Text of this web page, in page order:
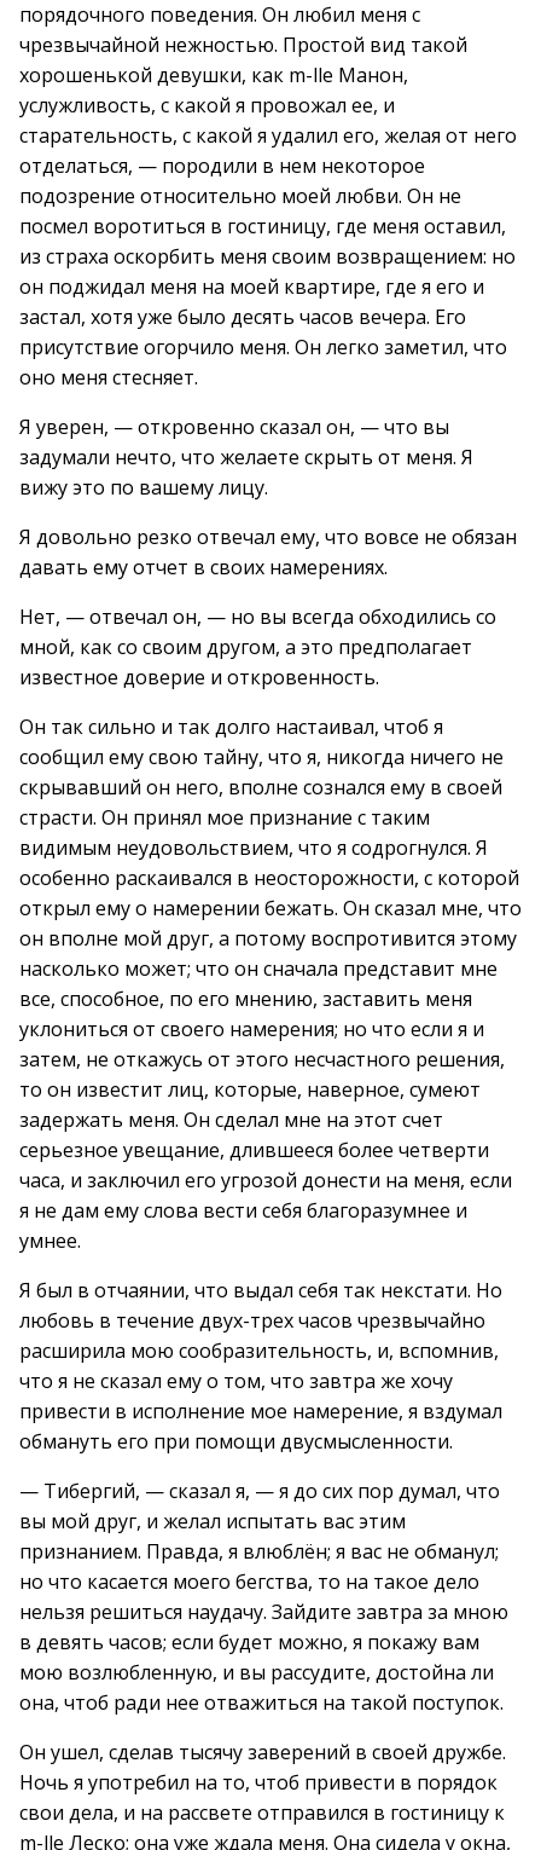
порядочного поведения. Он любил меня с
чрезвычайной нежностью. Простой вид такой
хорошенькой девушки, как m-lle Манон,
услужливость, с какой я провожал ее, и
старательность, с какой я удалил его, желая от него
отделаться, — породили в нем некоторое
подозрение относительно моей любви. Он не
посмел воротиться в гостиницу, где меня оставил,
из страха оскорбить меня своим возвращением: но
он поджидал меня на моей квартире, где я его и
застал, хотя уже было десять часов вечера. Его
присутствие огорчило меня. Он легко заметил, что
оно меня стесняет.
Я уверен, — откровенно сказал он, — что вы
задумали нечто, что желаете скрыть от меня. Я
вижу это по вашему лицу.
Я довольно резко отвечал ему, что вовсе не обязан
давать ему отчет в своих намерениях.
Нет, — отвечал он, — но вы всегда обходились со
мной, как со своим другом, а это предполагает
известное доверие и откровенность.
Он так сильно и так долго настаивал, чтоб я
сообщил ему свою тайну, что я, никогда ничего не
скрывавший он него, вполне сознался ему в своей
страсти. Он принял мое признание с таким
видимым неудовольствием, что я содрогнулся. Я
особенно раскаивался в неосторожности, с которой
открыл ему о намерении бежать. Он сказал мне, что
он вполне мой друг, а потому воспротивится этому
насколько может; что он сначала представит мне
все, способное, по его мнению, заставить меня
уклониться от своего намерения; но что если я и
затем, не откажусь от этого несчастного решения,
то он известит лиц, которые, наверное, сумеют
задержать меня. Он сделал мне на этот счет
серьезное увещание, длившееся более четверти
часа, и заключил его угрозой донести на меня, если
я не дам ему слова вести себя благоразумнее и
умнее.
Я был в отчаянии, что выдал себя так некстати. Но
любовь в течение двух-трех часов чрезвычайно
расширила мою сообразительность, и, вспомнив,
что я не сказал ему о том, что завтра же хочу
привести в исполнение мое намерение, я вздумал
обмануть его при помощи двусмысленности.
— Тибергий, — сказал я, — я до сих пор думал, что
вы мой друг, и желал испытать вас этим
признанием. Правда, я влюблён; я вас не обманул;
но что касается моего бегства, то на такое дело
нельзя решиться наудачу. Зайдите завтра за мною
в девять часов; если будет можно, я покажу вам
мою возлюбленную, и вы рассудите, достойна ли
она, чтоб ради нее отважиться на такой поступок.
Он ушел, сделав тысячу заверений в своей дружбе.
Ночь я употребил на то, чтоб привести в порядок
свои дела, и на рассвете отправился в гостиницу к
m-lle Леско; она уже ждала меня. Она сидела у окна,